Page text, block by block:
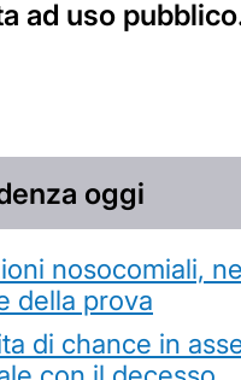
ad uso
oggi
nosocomiali,
della prova
di chance in